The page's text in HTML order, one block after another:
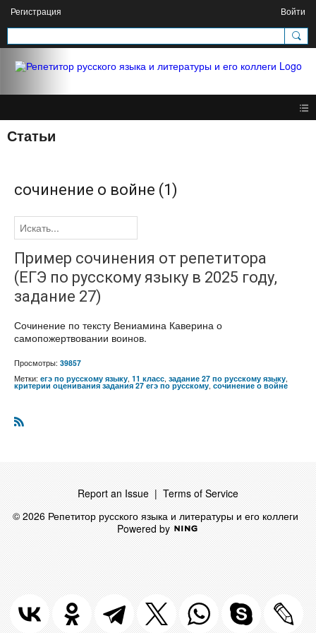
Регистрация Войти
Статьи
сочинение о войне (1)
Пример сочинения от репетитора
(ЕГЭ по русскому языку в 2025 году,
задание 27)
Сочинение по тексту Вениамина Каверина о
самопожертвовании воинов.
Просмотры: 39857
Метки: егэ по русскому языку, 11 класс, задание 27 по русскому языку,
критерии оценивания задания 27 егэ по русскому, сочинение о войне
R
Report an Issue|Terms of Service
© 2026 Репетитор русского языка и литературы и его коллеги
Powered by